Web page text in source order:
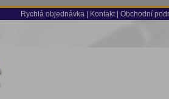
Rychlá objednávka Kontakt Obchodní